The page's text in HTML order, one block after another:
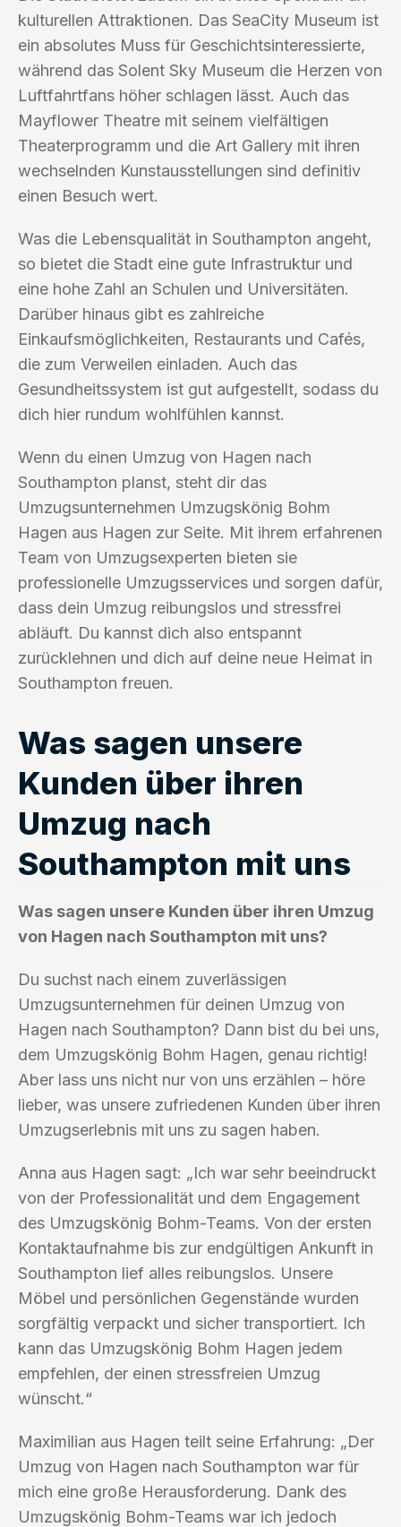
kulturellen Attraktionen. Das SeaCity Museum ist
ein absolutes Muss für Geschichtsinteressierte,
während das Solent Sky Museum die Herzen von
Luftfahrtfans höher schlagen lässt. Auch das
Mayflower Theatre mit seinem vielfältigen
Theaterprogramm und die Art Gallery mit ihren
wechselnden Kunstausstellungen sind definitiv
einen Besuch wert.
Was die Lebensqualität in Southampton angeht,
so bietet die Stadt eine gute Infrastruktur und
eine hohe Zahl an Schulen und Universitäten.
Darüber hinaus gibt es zahlreiche
Einkaufsmöglichkeiten, Restaurants und Cafés,
die zum Verweilen einladen. Auch das
Gesundheitssystem ist gut aufgestellt, sodass du
dich hier rundum wohlfühlen kannst.
Wenn du einen Umzug von Hagen nach
Southampton planst, steht dir das
Umzugsunternehmen Umzugskönig Bohm
Hagen aus Hagen zur Seite. Mit ihrem erfahrenen
Team von Umzugsexperten bieten sie
professionelle Umzugsservices und sorgen dafür,
dass dein Umzug reibungslos und stressfrei
abläuft. Du kannst dich also entspannt
zurücklehnen und dich auf deine neue Heimat in
Southampton freuen.
Was sagen unsere
Kunden über ihren
Umzug nach
Southampton mit uns
Was sagen unsere Kunden über ihren Umzug
von Hagen nach Southampton mit uns?
Du suchst nach einem zuverlässigen
Umzugsunternehmen für deinen Umzug von
Hagen nach Southampton? Dann bist du bei uns,
dem Umzugskönig Bohm Hagen, genau richtig!
Aber lass uns nicht nur von uns erzählen – höre
lieber, was unsere zufriedenen Kunden über ihren
Umzugserlebnis mit uns zu sagen haben.
Anna aus Hagen sagt: „Ich war sehr beeindruckt
von der Professionalität und dem Engagement
des Umzugskönig Bohm-Teams. Von der ersten
Kontaktaufnahme bis zur endgültigen Ankunft in
Southampton lief alles reibungslos. Unsere
Möbel und persönlichen Gegenstände wurden
sorgfältig verpackt und sicher transportiert. Ich
kann das Umzugskönig Bohm Hagen jedem
empfehlen, der einen stressfreien Umzug
wünscht.“
Maximilian aus Hagen teilt seine Erfahrung: „Der
Umzug von Hagen nach Southampton war für
mich eine große Herausforderung. Dank des
Umzugskönig Bohm-Teams war ich jedoch